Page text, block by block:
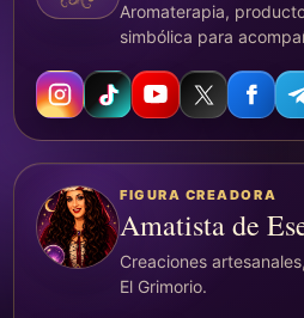
Aromaterapia,
simbólica para
FIGURA CREADORA
Amatista de
Creaciones
El Grimorio.